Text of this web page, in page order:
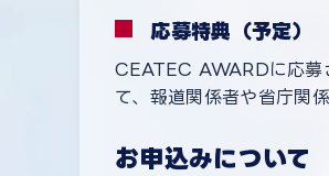
応募特典（予定）
CEATEC AWARDに応募
て、報道関係者や省庁関
お申込みについて